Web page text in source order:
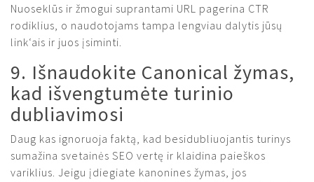
Nuoseklūs ir žmogui suprantami URL pagerina CTR
rodiklius, o naudotojams tampa lengviau dalytis jūsų
link‘ais ir juos įsiminti.
9. Išnaudokite Canonical žymas,
kad išvengtumėte turinio
dubliavimosi
Daug kas ignoruoja faktą, kad besidubliuojantis turinys
sumažina svetainės SEO vertę ir klaidina paieškos
variklius. Jeigu įdiegiate kanonines žymas, jos